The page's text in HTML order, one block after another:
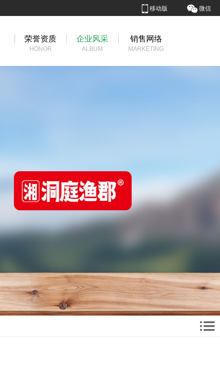
移动版 微信
荣誉资质
HONOR
企业风采
ALBUM
销售网络
MARKETING